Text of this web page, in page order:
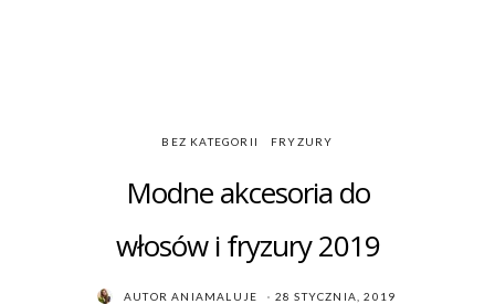
BEZ KATEGORII FRYZURY
Modne akcesoria do
włosów i fryzury 2019
AUTORANIAMALUJE
POSTED
28 STYCZNIA, 2019